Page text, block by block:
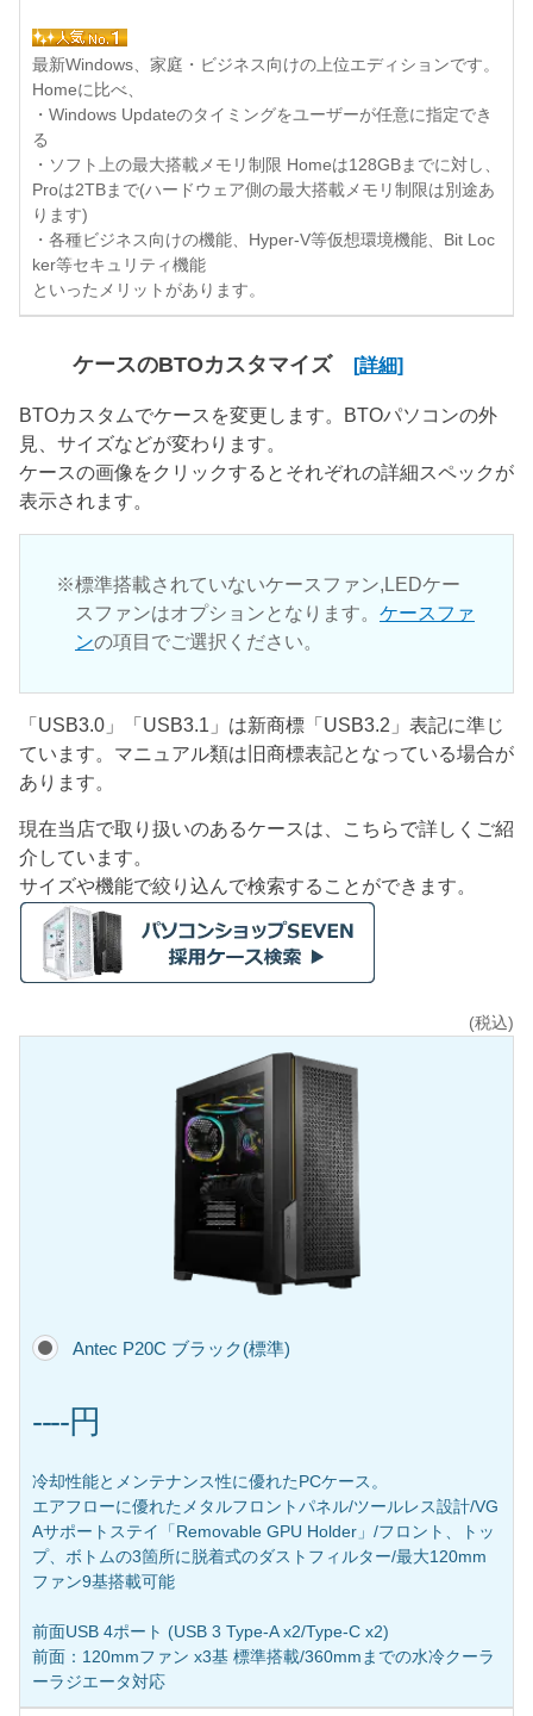
最新Windows、家庭・ビジネス向けの上位エディションです。
Homeに比べ、
・Windows Updateのタイミングをユーザーが任意に指定でき
る
・ソフト上の最大搭載メモリ制限 Homeは128GBまでに対し、
Proは2TBまで(ハードウェア側の最大搭載メモリ制限は別途あ
ります)
・各種ビジネス向けの機能、Hyper-V等仮想環境機能、Bit Loc
ker等セキュリティ機能
といったメリットがあります。
ケースのBTOカスタマイズ [詳細]
BTOカスタムでケースを変更します。BTOパソコンの外
見、サイズなどが変わります。
ケースの画像をクリックするとそれぞれの詳細スペックが
表示されます。
標準搭載されていないケースファン,LEDケー
スファンはオプションとなります。 ケースファ
ンの項目でご選択ください。
「USB3.0」「USB3.1」は新商標「USB3.2」表記に準じ
ています。マニュアル類は旧商標表記となっている場合が
あります。
現在当店で取り扱いのあるケースは、こちらで詳しくご紹
介しています。
サイズや機能で絞り込んで検索することができます。
(税込)
Antec P20C ブラック(標準)
----円
冷却性能とメンテナンス性に優れたPCケース。
エアフローに優れたメタルフロントパネル/ツールレス設計/VG
Aサポートステイ「Removable GPU Holder」/フロント、トッ
プ、ボトムの3箇所に脱着式のダストフィルター/最大120mm
ファン9基搭載可能
前面USB 4ポート (USB 3 Type-A x2/Type-C x2)
前面：120mmファン x3基 標準搭載/360mmまでの水冷クーラ
ーラジエータ対応